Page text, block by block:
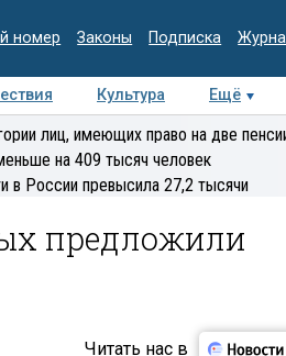
номер Законы Подписка
Культура Ещё
Интервью Колумнисты
лиц, имеющих право на две
на 409 тысяч человек
в России превысила 27,2 тысячи
предложили
Читать нас в